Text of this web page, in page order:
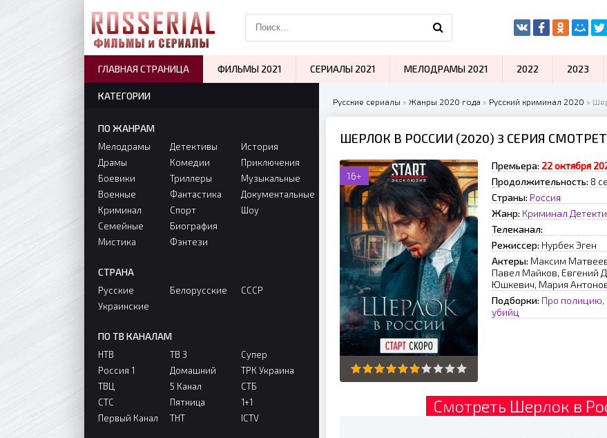
Русские сериалы » Жанры 2020 года » Русский криминал 2020 »
ШЕРЛОК В РОССИИ (2020) 3 СЕРИЯ
16+
Премьера: 22 октября
Продолжительность: 8
Страны: Россия
Жанр: Криминал
Телеканал:
Режиссер: Нурбек Эген
Актеры: Максим
Павел Майков, Евгений
Юшкевич, Мария
Подборки: Про полицию,
убийц
Смотреть Шерлок в
КАТЕГОРИИ
ПО ЖАНРАМ
Мелодрамы
Драмы
Боевики
Военные
Криминал
Семейные
Мистика
Детективы
Комедии
Триллеры
Фантастика
Спорт
Биография
Фэнтези
История
Приключения
Музыкальные
Документальные
Шоу
СТРАНА
Русские
Украинские
Белорусские СССР
ПО ТВ КАНАЛАМ
НТВ
Россия 1
ТВЦ
СТС
Первый Канал
ТВ 3
Домашний
5 Канал
Пятница
ТНТ
Супер
ТРК Украина
СТБ
1+1
ICTV
ГЛАВНАЯ СТРАНИЦА ФИЛЬМЫ 2021 СЕРИАЛЫ 2021 МЕЛОДРАМЫ 2021 2022 2023